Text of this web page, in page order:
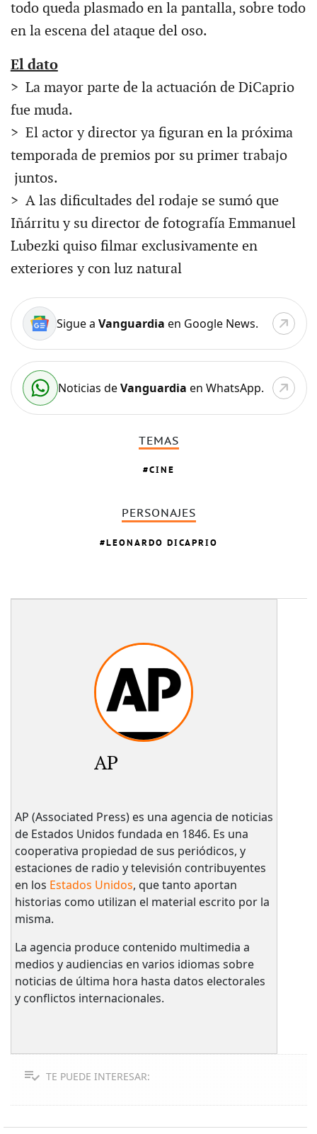
todo queda plasmado en la pantalla, sobre todo
en la escena del ataque del oso.
El dato
> La mayor parte de la actuación de DiCaprio
fue muda.
> El actor y director ya figuran en la próxima
temporada de premios por su primer trabajo
juntos.
> A las dificultades del rodaje se sumó que
Iñárritu y su director de fotografía Emmanuel
Lubezki quiso filmar exclusivamente en
exteriores y con luz natural
Sigue a Vanguardia en Google News.
Noticias deVanguardia en WhatsApp.
TEMAS
CINE
PERSONAJES
LEONARDO DICAPRIO
AP
AP (Associated Press) es una agencia de noticias
de Estados Unidos fundada en 1846. Es una
cooperativa propiedad de sus periódicos, y
estaciones de radio y televisión contribuyentes
en los Estados Unidos, que tanto aportan
historias como utilizan el material escrito por la
misma.
La agencia produce contenido multimedia a
medios y audiencias en varios idiomas sobre
noticias de última hora hasta datos electorales
y conflictos internacionales.
TE PUEDE INTERESAR: